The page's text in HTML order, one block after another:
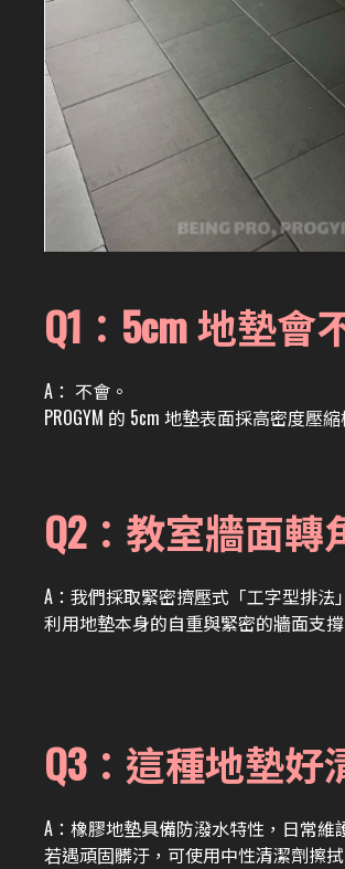
Q1：5cm 地墊
A： 不會。
PROGYM 的 5cm 地墊表面採高密度
Q2：教室牆面
A： 我們採取緊密擠壓式「工字型排法
利用地墊本身的自重與緊密的牆面支
Q3：這種地墊
A： 橡膠地墊具備防潑水特性，日常維
若遇頑固髒汙，可使用中性清潔劑擦